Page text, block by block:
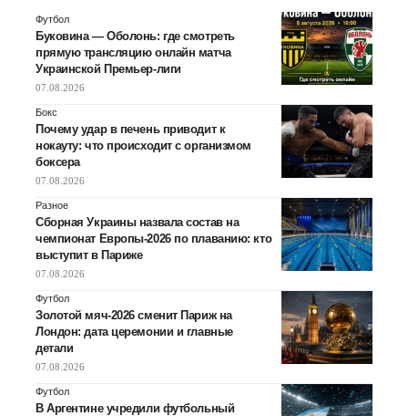
Футбол
Буковина — Оболонь: где смотреть
прямую трансляцию онлайн матча
Украинской Премьер-лиги
07.08.2026
Бокс
Почему удар в печень приводит к
нокауту: что происходит с организмом
боксера
07.08.2026
Разное
Сборная Украины назвала состав на
чемпионат Европы-2026 по плаванию: кто
выступит в Париже
07.08.2026
Футбол
Золотой мяч-2026 сменит Париж на
Лондон: дата церемонии и главные
детали
07.08.2026
Футбол
В Аргентине учредили футбольный